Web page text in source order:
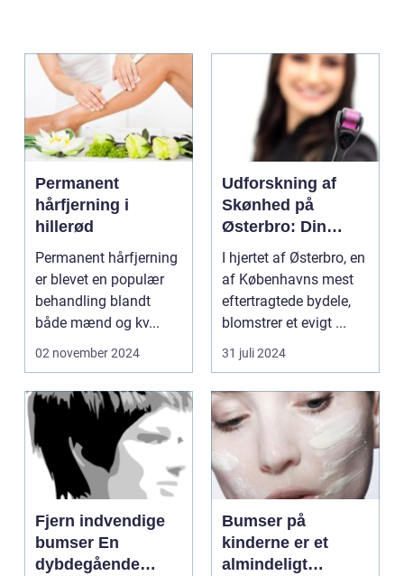
Permanent
hårfjerning i
hillerød
Permanent hårfjerning
er blevet en populær
behandling blandt
både mænd og kv...
02 november 2024
Udforskning af
Skønhed på
Østerbro: Din
Destination for
Æstetiske
Behandlinger
I hjertet af Østerbro, en
af Københavns mest
eftertragtede bydele,
blomstrer et evigt ...
31 juli 2024
Fjern indvendige
bumser En
dybdegående
Bumser på
kinderne er et
almindeligt